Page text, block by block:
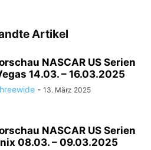
Artikel
NASCAR US Serien
14.03. – 16.03.2025
- 13. März 2025
NASCAR US Serien
08.03. – 09.03.2025